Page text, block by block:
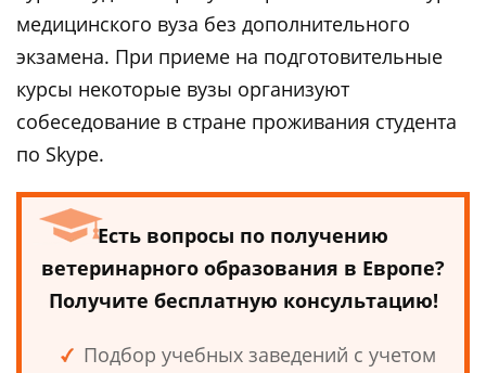
медицинского вуза без дополнительного
экзамена. При приеме на подготовительные
курсы некоторые вузы организуют
собеседование в стране проживания студента
по Skype.
Есть вопросы по получению
ветеринарного образования в Европе?
Получите бесплатную консультацию!
Подбор учебных заведений с учетом